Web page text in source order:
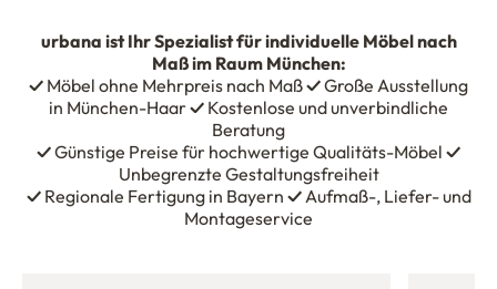
urbana ist Ihr Spezialist für individuelle Möbel nach
Maß im Raum München:
✓ Möbel ohne Mehrpreis nach Maß✓Große Ausstellung
in München-Haar✓ Kostenlose und unverbindliche
Beratung
✓Günstige Preise für hochwertige Qualitäts-Möbel ✓
Unbegrenzte Gestaltungsfreiheit
✓Regionale Fertigung in Bayern ✓Aufmaß-, Liefer- und
Montageservice